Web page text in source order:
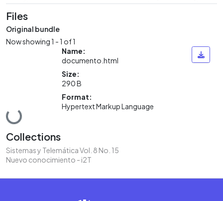
Files
Original bundle
Now showing1 - 1 of 1
Loading...
Name:
documento.html
Size:
290 B
Format:
Hypertext Markup Language
Collections
Sistemas y Telemática Vol. 8 No. 15
Nuevo conocimiento - i2T